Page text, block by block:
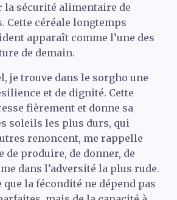
la sécurité alimentaire de
Cette céréale longtemps
apparaît comme l’une des
de demain.
je trouve dans le sorgho une
et de dignité. Cette
fièrement et donne sa
soleils les plus durs, qui
renoncent, me rappelle
de produire, de donner, de
dans l’adversité la plus rude.
la fécondité ne dépend pas